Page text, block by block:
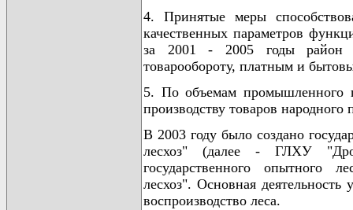
4. Принятые меры
качественных параметров
за 2001 - 2005 годы район
товарообороту, платным и
5. По объемам промышленного
производству товаров
В 2003 году было создано
лесхоз" (далее - ГЛХУ
государственного опытного
лесхоз". Основная
воспроизводство леса.